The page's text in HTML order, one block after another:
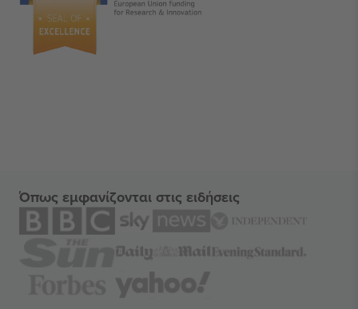
Όπως εμφανίζονται στις ειδήσεις